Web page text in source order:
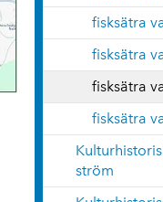
fisksätra
fisksätra
fisksätra
fisksätra
ström